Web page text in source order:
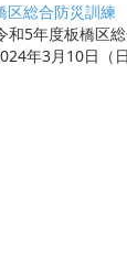
区総合防災訓練
和5年度板橋区
年3月10日（